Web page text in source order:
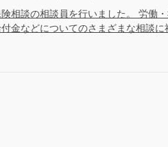
相談の相談員を行いました。 労働
金などについてのさまざまな相談